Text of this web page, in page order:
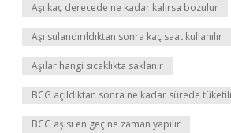
Aşı kaç derecede ne kadar kalırsa bozulur
Aşı sulandırıldıktan sonra kaç saat kullanılır
Aşılar hangi sıcaklıkta saklanır
BCG açıldıktan sonra ne kadar sürede
BCG aşısı en geç ne zaman yapılır